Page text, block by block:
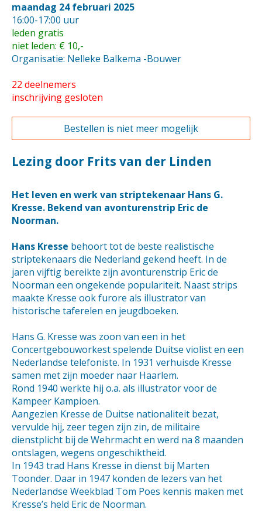
maandag 24 februari 2025
16:00-17:00 uur
leden gratis
niet leden: € 10,-
Organisatie: Nelleke Balkema -Bouwer
22 deelnemers
inschrijving gesloten
Bestellen is niet meer mogelijk
Lezing door Frits van der Linden
Het leven en werk van striptekenaar Hans G.
Kresse. Bekend van avonturenstrip Eric de
Noorman.
Hans Kresse behoort tot de beste realistische
striptekenaars die Nederland gekend heeft. In de
jaren vijftig bereikte zijn avonturenstrip Eric de
Noorman een ongekende populariteit. Naast strips
maakte Kresse ook furore als illustrator van
historische taferelen en jeugdboeken.
Hans G. Kresse was zoon van een in het
Concertgebouworkest spelende Duitse violist en een
Nederlandse telefoniste. In 1931 verhuisde Kresse
samen met zijn moeder naar Haarlem.
Rond 1940 werkte hij o.a. als illustrator voor de
Kampeer Kampioen.
Aangezien Kresse de Duitse nationaliteit bezat,
vervulde hij, zeer tegen zijn zin, de militaire
dienstplicht bij de Wehrmacht en werd na 8 maanden
ontslagen, wegens ongeschiktheid.
In 1943 trad Hans Kresse in dienst bij Marten
Toonder. Daar in 1947 konden de lezers van het
Nederlandse Weekblad Tom Poes kennis maken met
Kresse’s held Eric de Noorman.